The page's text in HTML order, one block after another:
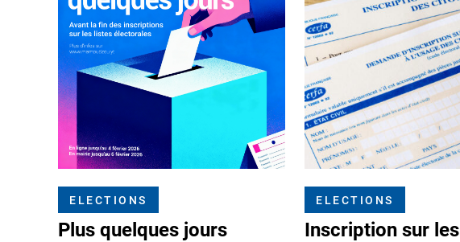
ELECTIONS
Plus quelques jours
ELECTIONS
Inscription sur les